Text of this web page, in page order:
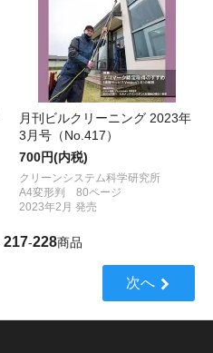
月刊ビルクリーニング 2023年
3月号（No.417）
700円(内税)
クリーンシステム科学研究所
A4変形判 80ページ
2023年2月 発売
217-228商品
次へ